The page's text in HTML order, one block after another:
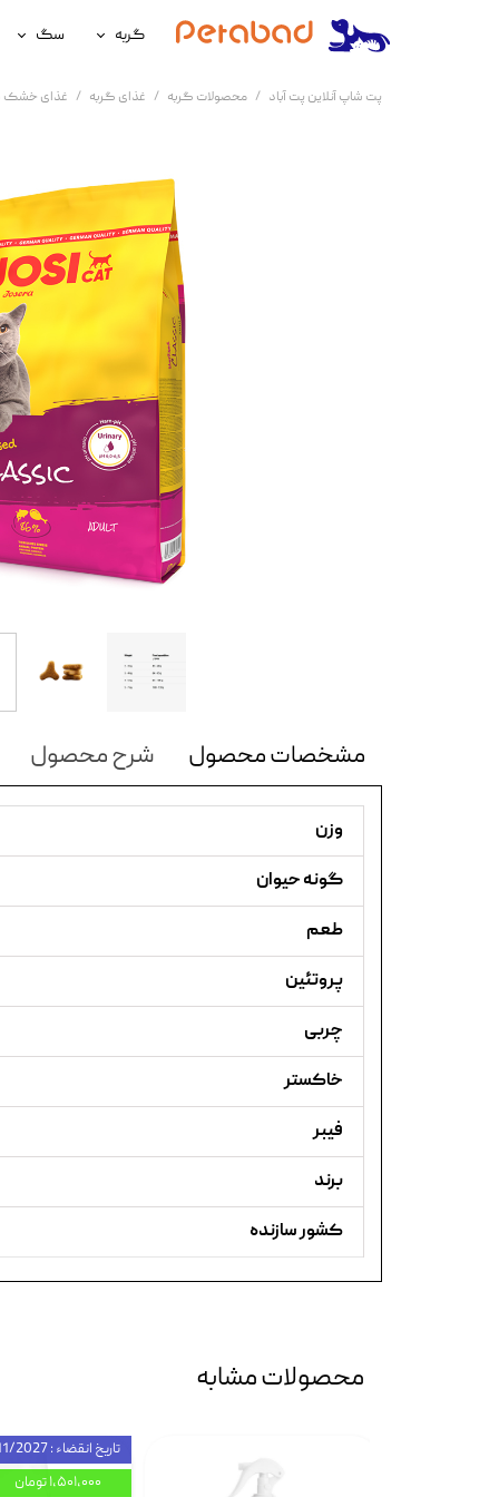
گربه
غذای گربه
سلامتی گربه
آرایشی و بهداشتی گربه
سگ
غذای سگ
آرایشی و
پت شاپ آنلاین پت آباد محصولات گربه غذای گربه غذای خشک
مشخصات محصول شرح محصول
وزن
گونه حیوان
طعم
پروتئین
چربی
خاکستر
فیبر
برند
کشور سازنده
محصولات مشابه
تاریخ انقضاء : 11/2027
۱,۵۰۱,۰۰۰ تومان